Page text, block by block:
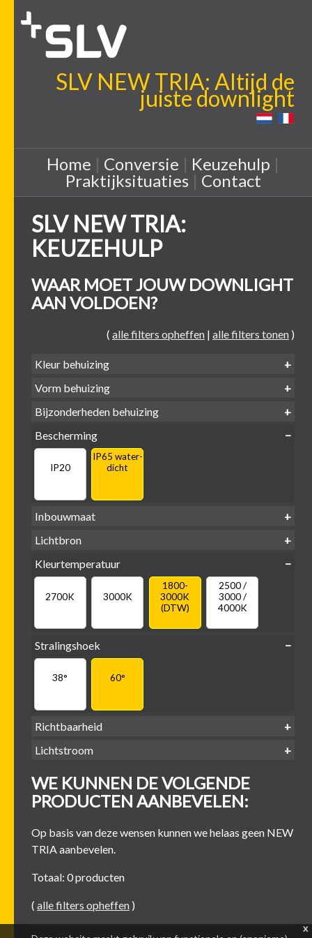
SLV NEW TRIA: Altijd de
juiste downlight
Home | Conversie | Keuzehulp |
Praktijksituaties| Contact
SLV NEW TRIA:
KEUZEHULP
WAAR MOET JOUW DOWNLIGHT
AAN VOLDOEN?
( alle filters opheffen | alle filters tonen )
Kleur behuizing
Zwart Wit
Vorm behuizing
Vierkant
Bijzonderheden behuizing
Bescherming
IP20
IP65 water-
dicht
Inbouwmaat
Ø
Lichtbron
GU10
Kleurtemperatuur
2700K 3000K
1800-
3000K
(DTW)
2500 /
3000 /
4000K
Stralingshoek
38° 60°
Richtbaarheid
Lichtstroom
500 lm
-
600 lm
-
700 lm
800 lm
WE KUNNEN DE VOLGENDE
PRODUCTEN AANBEVELEN:
Op basis van deze wensen kunnen we helaas geen NEW
TRIA aanbevelen.
Totaal: 0 producten
( alle filters opheffen )
x